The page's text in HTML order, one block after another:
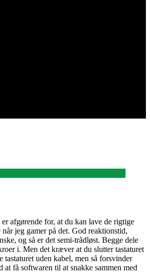
afgørende for, at du kan lave de rigtige
jeg gamer på det. God reaktionstid,
og så er det semi-trådløst. Begge dele
i. Men det kræver at du slutter tastaturet
uden kabel, men så forsvinder
få softwaren til at snakke sammen med